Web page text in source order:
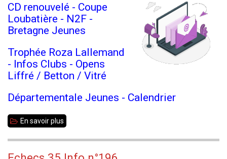
CD renouvelé - Coupe
Loubatière - N2F -
Bretagne Jeunes
Trophée Roza Lallemand
- Infos Clubs - Opens
Liffré / Betton / Vitré
Départementale Jeunes - Calendrier
En savoir plus